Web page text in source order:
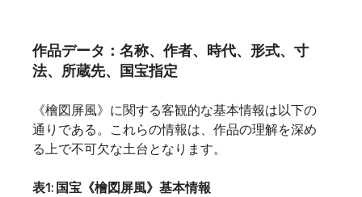
作品データ：名称、作者、時代、形式、寸
法、所蔵先、国宝指定
《檜図屏風》に関する客観的な基本情報は以下の
通りである。これらの情報は、作品の理解を深め
る上で不可欠な土台となります。
表1: 国宝《檜図屏風》基本情報